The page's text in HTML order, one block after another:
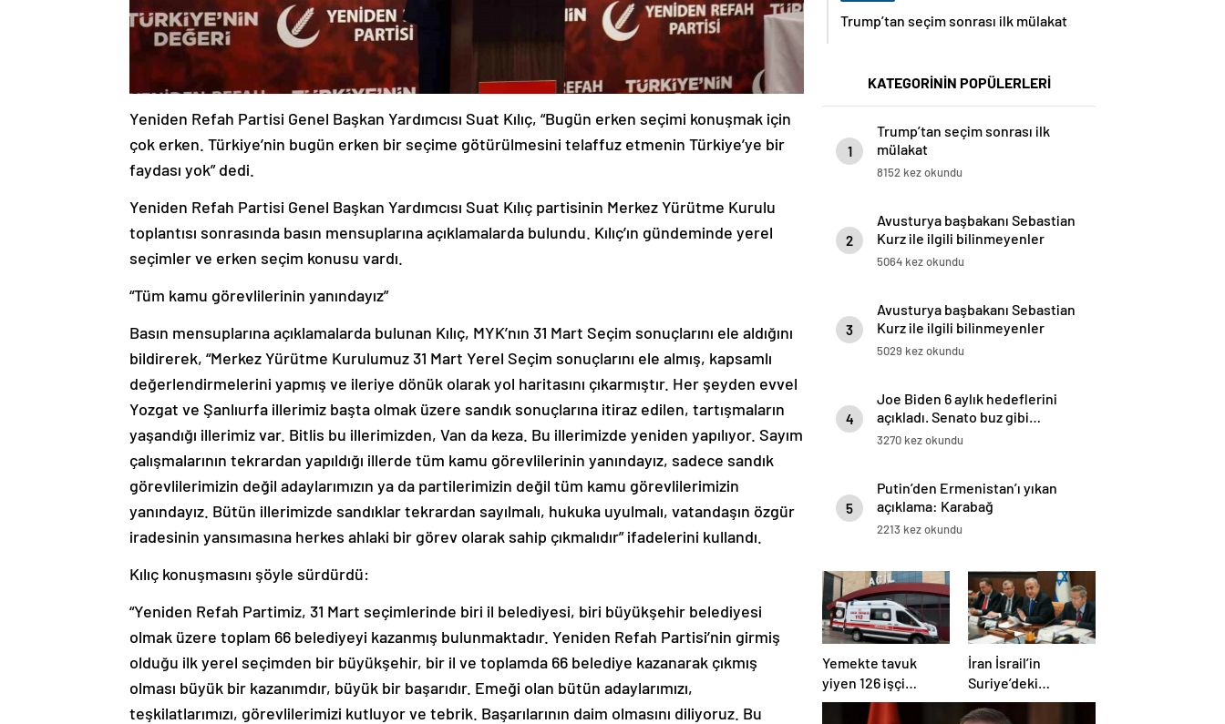
Yeniden Refah Partisi Genel Başkan Yardımcısı Suat Kılıç, “Bugün erken seçimi konuşmak için
çok erken. Türkiye’nin bugün erken bir seçime götürülmesini telaffuz etmenin Türkiye’ye bir
faydası yok” dedi.
Yeniden Refah Partisi Genel Başkan Yardımcısı Suat Kılıç partisinin Merkez Yürütme Kurulu
toplantısı sonrasında basın mensuplarına açıklamalarda bulundu. Kılıç’ın gündeminde yerel
seçimler ve erken seçim konusu vardı.
“Tüm kamu görevlilerinin yanındayız”
Basın mensuplarına açıklamalarda bulunan Kılıç, MYK’nın 31 Mart Seçim sonuçlarını ele aldığını
bildirerek, “Merkez Yürütme Kurulumuz 31 Mart Yerel Seçim sonuçlarını ele almış, kapsamlı
değerlendirmelerini yapmış ve ileriye dönük olarak yol haritasını çıkarmıştır. Her şeyden evvel
Yozgat ve Şanlıurfa illerimiz başta olmak üzere sandık sonuçlarına itiraz edilen, tartışmaların
yaşandığı illerimiz var. Bitlis bu illerimizden, Van da keza. Bu illerimizde yeniden yapılıyor. Sayım
çalışmalarının tekrardan yapıldığı illerde tüm kamu görevlilerinin yanındayız, sadece sandık
görevlilerimizin değil adaylarımızın ya da partilerimizin değil tüm kamu görevlilerimizin
yanındayız. Bütün illerimizde sandıklar tekrardan sayılmalı, hukuka uyulmalı, vatandaşın özgür
iradesinin yansımasına herkes ahlaki bir görev olarak sahip çıkmalıdır” ifadelerini kullandı.
Kılıç konuşmasını şöyle sürdürdü:
“Yeniden Refah Partimiz, 31 Mart seçimlerinde biri il belediyesi, biri büyükşehir belediyesi
olmak üzere toplam 66 belediyeyi kazanmış bulunmaktadır. Yeniden Refah Partisi’nin girmiş
olduğu ilk yerel seçimden bir büyükşehir, bir il ve toplamda 66 belediye kazanarak çıkmış
olması büyük bir kazanımdır, büyük bir başarıdır. Emeği olan bütün adaylarımızı,
teşkilatlarımızı, görevlilerimizi kutluyor ve tebrik. Başarılarının daim olmasını diliyoruz. Bu
Trump’tan seçim sonrası ilk mülakat
KATEGORİNİN POPÜLERLERİ
1
Trump’tan seçim sonrası ilk
mülakat
8152 kez okundu
2
Avusturya başbakanı Sebastian
Kurz ile ilgili bilinmeyenler
5064 kez okundu
3
Avusturya başbakanı Sebastian
Kurz ile ilgili bilinmeyenler
5029 kez okundu
4
Joe Biden 6 aylık hedeflerini
açıkladı. Senato buz gibi…
3270 kez okundu
5
Putin’den Ermenistan’ı yıkan
açıklama: Karabağ
Azerbaycan’ın ayrılmaz bir
2213 kez okundu
Yemekte tavuk
yiyen 126 işçi
hastanelik oldu
İran İsrail’in
Suriye’deki
saldırılarını kınadı